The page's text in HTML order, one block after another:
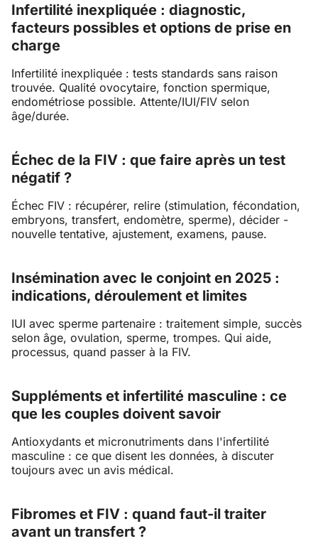
Infertilité inexpliquée : diagnostic,
facteurs possibles et options de prise en
charge
Infertilité inexpliquée : tests standards sans raison
trouvée. Qualité ovocytaire, fonction spermique,
endométriose possible. Attente/IUI/FIV selon
âge/durée.
Échec de la FIV : que faire après un test
négatif ?
Échec FIV : récupérer, relire (stimulation, fécondation,
embryons, transfert, endomètre, sperme), décider -
nouvelle tentative, ajustement, examens, pause.
Insémination avec le conjoint en 2025 :
indications, déroulement et limites
IUI avec sperme partenaire : traitement simple, succès
selon âge, ovulation, sperme, trompes. Qui aide,
processus, quand passer à la FIV.
Suppléments et infertilité masculine : ce
que les couples doivent savoir
Antioxydants et micronutriments dans l'infertilité
masculine : ce que disent les données, à discuter
toujours avec un avis médical.
Fibromes et FIV : quand faut-il traiter
avant un transfert ?